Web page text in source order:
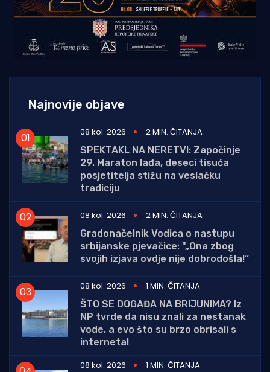
Najnovije objave
08 kol. 2026
2 MIN. ČITANJA
SPEKTAKL NA NERETVI: Započinje
29. Maraton lađa, deseci tisuća
posjetitelja stižu na veslačku
tradiciju
08 kol. 2026
2 MIN. ČITANJA
Gradonačelnik Vodica o nastupu
srbijanske pjevačice: "„Ona zbog
svojih izjava ovdje nije dobrodošla!“
08 kol. 2026
1 MIN. ČITANJA
ŠTO SE DOGAĐA NA BRIJUNIMA? Iz
NP tvrde da nisu znali za nestanak
vode, a evo što su brzo obrisali s
interneta!
08 kol. 2026
1 MIN. ČITANJA